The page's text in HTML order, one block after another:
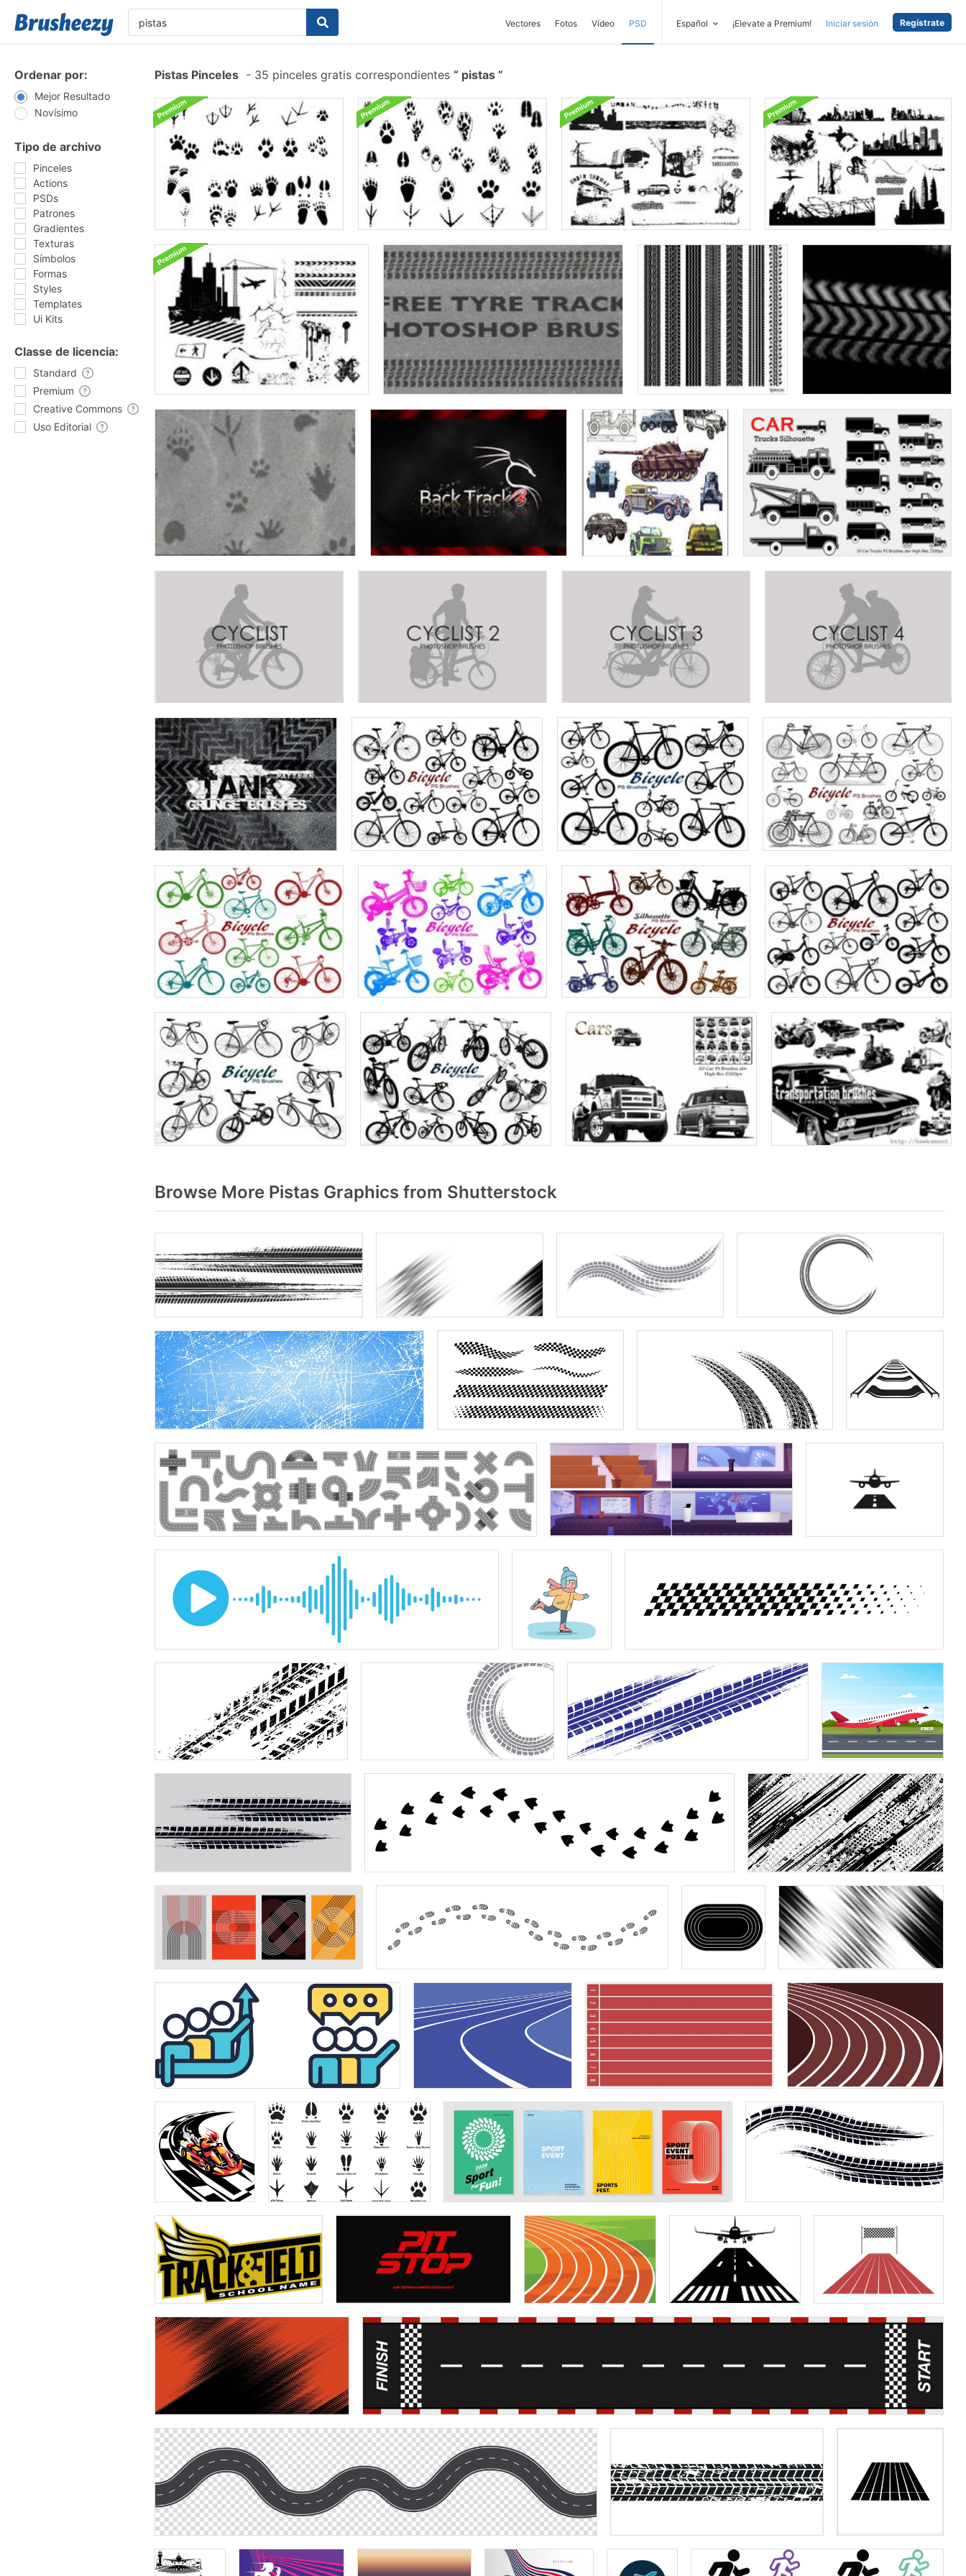
Vectores Fotos Vídeo PSD Español ¡Elevate a Premium! Iniciar sesión Regístrate
Ordenar por:
Mejor Resultado
Novísimo
Tipo de archivo
Pinceles
Actions
PSDs
Patrones
Gradientes
Texturas
Símbolos
Formas
Styles
Templates
Ui Kits
Classe de licencia:
Standard
Premium
Creative Commons
Uso Editorial
Pistas Pinceles - 35 pinceles gratis correspondientes pistas
Browse More Pistas Graphics from Shutterstock